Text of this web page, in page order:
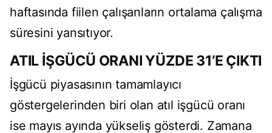
haftasında fiilen çalışanların ortalama çalışma
süresini yansıtıyor.
ATIL İŞGÜCÜ ORANI YÜZDE 31’E ÇIKTI
İşgücü piyasasının tamamlayıcı
göstergelerinden biri olan atıl işgücü oranı
ise mayıs ayında yükseliş gösterdi. Zamana